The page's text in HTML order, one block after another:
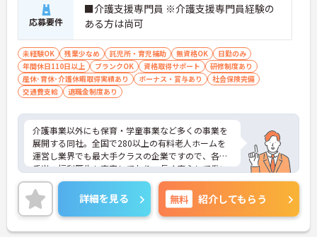
応募要件
■介護支援専門員 ※介護支援専門員経験の
ある方は尚可
未経験OK 残業少なめ 託児所・育児補助 無資格OK
日勤のみ
年間休日110日以上
ブランクOK 資格取得サポート
研修制度あり
産休･育休･介護休暇取得実績あり
ボーナス・賞与あり
社会保険完備
交通費支給
退職金制度あり
介護事業以外にも保育・学童事業など多くの事業を
展開する同社。全国で280以上の有料老人ホームを
運営し業界でも最大手クラスの企業ですので、各種
手当、福利厚生も充実しており、長く安心して働い
ていただける環境です。ご興味ある方には、面接対
策ポイントなど、さらに詳細をお話しいたしますの
でお気軽にご相談ください。
詳細を見る 無料 紹介してもらう